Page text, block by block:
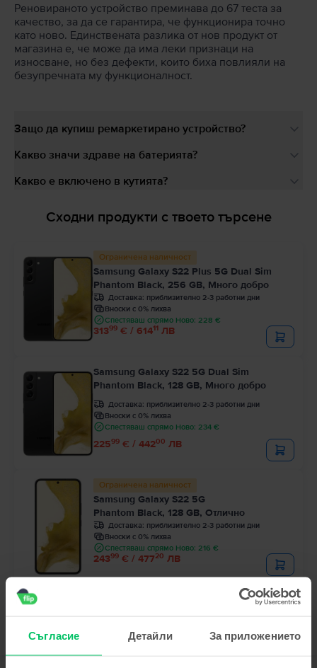
Съгласие Детайли За приложението
Реновираното устройство преминава до 67 теста за
качество, за да се гарантира, че функционира точно
като ново. Единствената разлика от нов продукт от
магазина е, че може да има леки признаци на
износване, но без дефекти, които биха повлияли на
безупречната му функционалност.
Защо да купиш ремаркетирано устройство?
Какво значи здраве на батерията?
Какво е включено в кутията?
Сходни продукти с твоето търсене
Ограничена наличност
Samsung Galaxy S22 Plus 5G Dual Sim
Phantom Black, 256 GB, Много добро
Доставка: приблизително 2-3 работни дни
Вноски с 0% лихва
Спестяваш спрямо Ново: 228 €
31399 € / 61411 ЛВ
Samsung Galaxy S22 5G Dual Sim
Phantom Black, 128 GB, Много добро
Доставка: приблизително 2-3 работни дни
Вноски с 0% лихва
Спестяваш спрямо Ново: 234 €
22599 € / 44200 ЛВ
Ограничена наличност
Samsung Galaxy S22 5G
Phantom Black, 128 GB, Отлично
Доставка: приблизително 2-3 работни дни
Вноски с 0% лихва
Спестяваш спрямо Ново: 216 €
24399 € / 47720 ЛВ